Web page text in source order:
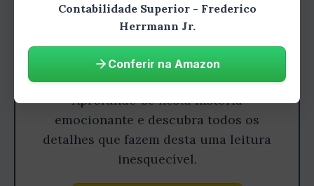
Gostou do resumo? Leia o livro
completo!
Aprofunde-se nesta história
emocionante e descubra todos os
detalhes que fazem desta uma leitura
inesquecível.
Contabilidade Superior - Frederico
Herrmann Jr.
Conferir na Amazon